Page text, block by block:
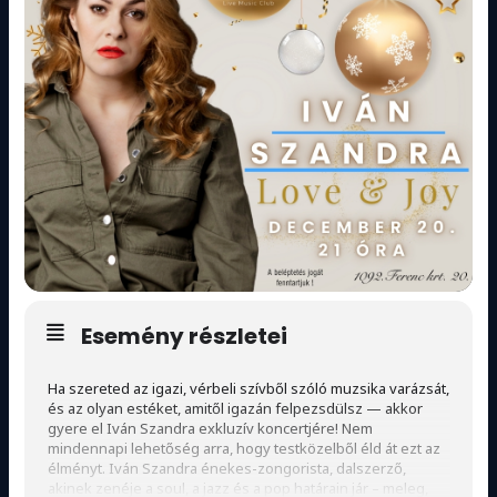
Esemény részletei
Ha szereted az igazi, vérbeli szívből szóló muzsika varázsát,
és az olyan estéket, amitől igazán felpezsdülsz — akkor
gyere el Iván Szandra exkluzív koncertjére! Nem
mindennapi lehetőség arra, hogy testközelből éld át ezt az
élményt. Iván Szandra énekes-zongorista, dalszerző,
akinek zenéje a soul, a jazz és a pop határain jár – meleg,